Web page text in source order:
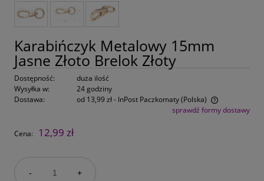
Karabińczyk Metalowy 15mm
Jasne Złoto Brelok Złoty
Dostępność:
duża ilość
Wysyłka w:
24 godziny
Dostawa:
od 13,99 zł- InPost Paczkomaty(Polska)
Cena nie zawiera ewentualnych kosztów płatnościsprawdź formy dostawy
Cena: 12,99 zł
- +